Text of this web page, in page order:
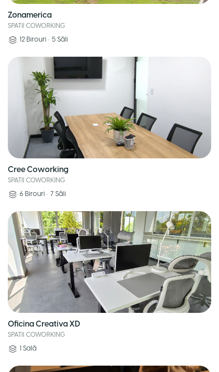
Zonamerica
SPATII COWORKING
12 Birouri • 5 Săli
Cree Coworking
SPATII COWORKING
6 Birouri • 7 Săli
Oficina Creativa XD
SPATII COWORKING
1 Sală